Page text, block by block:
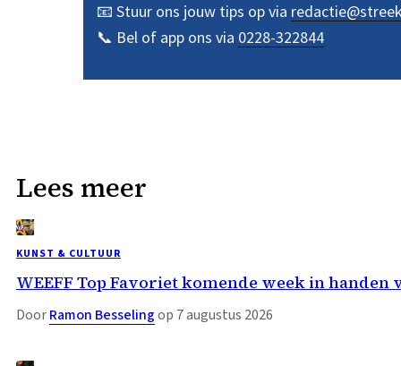
📧 Stuur ons jouw tips op via
📞 Bel of app ons via 0228-322844
Lees meer
KUNST & CULTUUR
WEEFF Top Favoriet komende week in handen
DoorRamon Besselingop 7 augustus 2026